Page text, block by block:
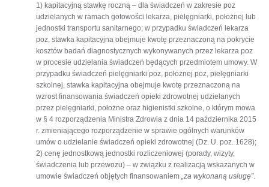
1) kapitacyjną stawkę roczną – dla świadczeń w zakresie poz
udzielanych w ramach gotowości lekarza, pielęgniarki, położnej lub
jednostki transportu sanitarnego; w przypadku świadczeń lekarza
poz, stawka kapitacyjna obejmuje kwotę przeznaczoną na pokrycie
kosztów badań diagnostycznych wykonywanych przez lekarza poz
w procesie udzielania świadczeń będących przedmiotem umowy. W
przypadku świadczeń pielęgniarki poz, położnej poz, pielęgniarki
szkolnej, stawka kapitacyjna obejmuje kwotę przeznaczoną na
wzrost finansowania świadczeń opieki zdrowotnej udzielanych
przez pielęgniarki, położne oraz higienistki szkolne, o którym mowa
w § 4 rozporządzenia Ministra Zdrowia z dnia 14 października 2015
r. zmieniającego rozporządzenie w sprawie ogólnych warunków
umów o udzielanie świadczeń opieki zdrowotnej (Dz. U. poz. 1628);
2) cenę jednostkową jednostki rozliczeniowej (porady, wizyty,
świadczenia lub przewozu) – w związku z realizacją wskazanych w
umowie świadczeń objętych finansowaniem „za wykonaną usługę”.